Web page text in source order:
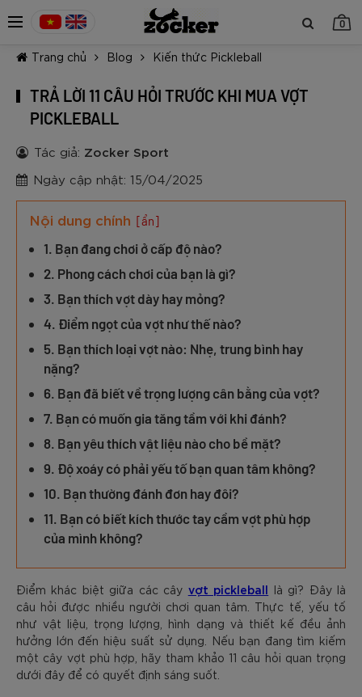
0
Trang chủ Blog Kiến thức Pickleball
TRẢ LỜI 11 CÂU HỎI TRƯỚC KHI MUA VỢT
PICKLEBALL
Tác giả: Zocker Sport
Ngày cập nhật: 15/04/2025
Nội dung chính [ẩn]
1. Bạn đang chơi ở cấp độ nào?
2. Phong cách chơi của bạn là gì?
3. Bạn thích vợt dày hay mỏng?
4. Điểm ngọt của vợt như thế nào?
5. Bạn thích loại vợt nào: Nhẹ, trung bình hay
nặng?
6. Bạn đã biết về trọng lượng cân bằng của vợt?
7. Bạn có muốn gia tăng tầm với khi đánh?
8. Bạn yêu thích vật liệu nào cho bề mặt?
9. Độ xoáy có phải yếu tố bạn quan tâm không?
10. Bạn thường đánh đơn hay đôi?
11. Bạn có biết kích thước tay cầm vợt phù hợp
của mình không?
Điểm khác biệt giữa các cây vợt pickleball là gì? Đây là
câu hỏi được nhiều người chơi quan tâm. Thực tế, yếu tố
như vật liệu, trọng lượng, hình dạng và thiết kế đều ảnh
hưởng lớn đến hiệu suất sử dụng. Nếu bạn đang tìm kiếm
một cây vợt phù hợp, hãy tham khảo 11 câu hỏi quan trọng
dưới đây để có quyết định sáng suốt.